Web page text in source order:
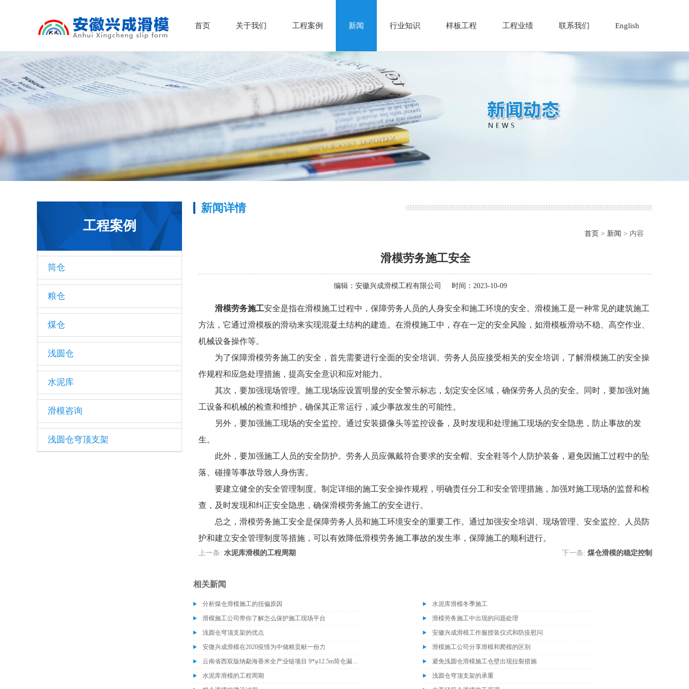
首页 关于我们 工程案例 新闻 行业知识 样板工程 工程业绩 联系我们 English
工程案例
筒仓
粮仓
煤仓
浅圆仓
水泥库
滑模咨询
浅圆仓穹顶支架
新闻详情
首页 > 新闻 > 内容
滑模劳务施工安全
编辑： 安徽兴成滑模工程有限公司 时间：2023-10-09
滑模劳务施工安全是指在滑模施工过程中，保障劳务人员的人身安全和施工环境的安全。滑模施工是一种常见的建筑施工
方法，它通过滑模板的滑动来实现混凝土结构的建造。在滑模施工中，存在一定的安全风险，如滑模板滑动不稳、高空作业、
机械设备操作等。
为了保障滑模劳务施工的安全，首先需要进行全面的安全培训。劳务人员应接受相关的安全培训，了解滑模施工的安全操
作规程和应急处理措施，提高安全意识和应对能力。
其次，要加强现场管理。施工现场应设置明显的安全警示标志，划定安全区域，确保劳务人员的安全。同时，要加强对施
工设备和机械的检查和维护，确保其正常运行，减少事故发生的可能性。
另外，要加强施工现场的安全监控。通过安装摄像头等监控设备，及时发现和处理施工现场的安全隐患，防止事故的发
生。
此外，要加强施工人员的安全防护。劳务人员应佩戴符合要求的安全帽、安全鞋等个人防护装备，避免因施工过程中的坠
落、碰撞等事故导致人身伤害。
要建立健全的安全管理制度。制定详细的施工安全操作规程，明确责任分工和安全管理措施，加强对施工现场的监督和检
查，及时发现和纠正安全隐患，确保滑模劳务施工的安全进行。
总之，滑模劳务施工安全是保障劳务人员和施工环境安全的重要工作。通过加强安全培训、现场管理、安全监控、人员防
护和建立安全管理制度等措施，可以有效降低滑模劳务施工事故的发生率，保障施工的顺利进行。
上一条: 水泥库滑模的工程周期 下一条: 煤仓滑模的稳定控制
相关新闻
分析煤仓滑模施工的扭偏原因
水泥库滑模冬季施工
滑模施工公司带你了解怎么保护施工现场平台
滑模劳务施工中出现的问题处理
浅圆仓穹顶支架的优点
安徽兴成滑模工作服授装仪式和防疫慰问
安微兴成滑模在2020疫情为中储粮贡献一份力
滑模施工公司分享滑模和爬模的区别
云南省西双版纳勐海香米全产业链项目 9*φ12.5m筒仓漏斗施工完成
避免浅圆仓滑模施工仓壁出现拉裂措施
水泥库滑模的工程周期
浅圆仓穹顶支架的承重